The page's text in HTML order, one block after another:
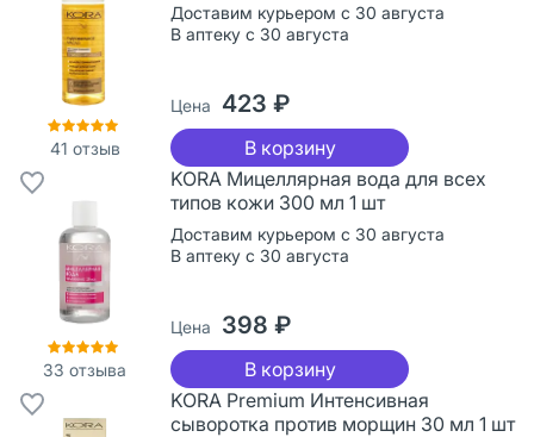
41 отзыв
Доставим курьером с 30 августа
В аптеку с 30 августа
Цена 423 ₽
В корзину
33 отзыва
KORA Мицеллярная вода для всех
типов кожи 300 мл 1 шт
Доставим курьером с 30 августа
В аптеку с 30 августа
Цена 398 ₽
В корзину
KORA Premium Интенсивная
сыворотка против морщин 30 мл 1 шт